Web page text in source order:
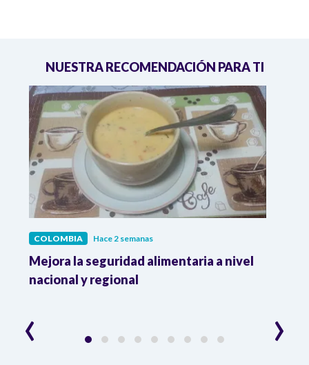
NUESTRA RECOMENDACIÓN PARA TI
COLOMBIA Hace 2 semanas
Mejora la seguridad alimentaria a nivel
nacional y regional
‹ ›